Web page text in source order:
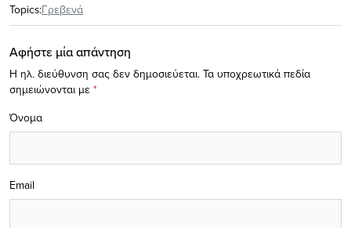
Topics:Γρεβενά
Αφήστε μία απάντηση
Η ηλ. διεύθυνση σας δεν δημοσιεύεται. Τα υποχρεωτικά πεδία
σημειώνονται με *
Όνομα
Email